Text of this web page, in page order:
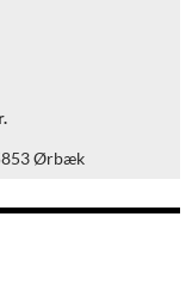
Ørbæk